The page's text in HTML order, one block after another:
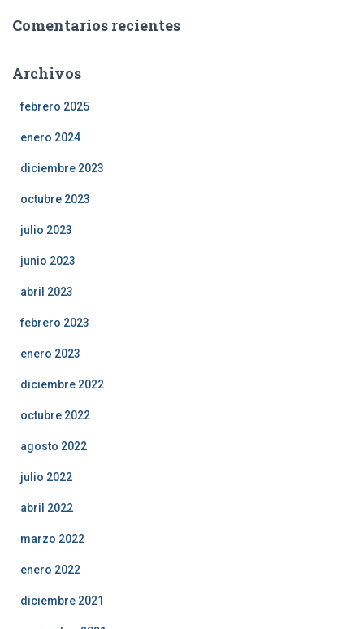
Comentarios recientes
Archivos
febrero 2025
enero 2024
diciembre 2023
octubre 2023
julio 2023
junio 2023
abril 2023
febrero 2023
enero 2023
diciembre 2022
octubre 2022
agosto 2022
julio 2022
abril 2022
marzo 2022
enero 2022
diciembre 2021